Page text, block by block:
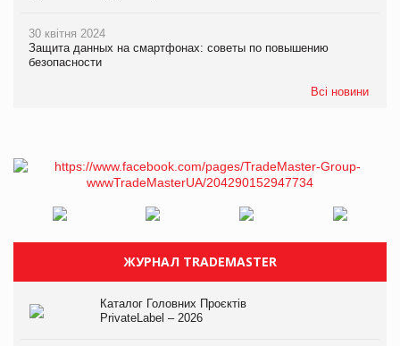
30 квітня 2024
Защита данных на смартфонах: советы по повышению
безопасности
Всі новини
ЖУРНАЛ TRADEMASTER
Каталог Головних Проєктів
PrivateLabel – 2026